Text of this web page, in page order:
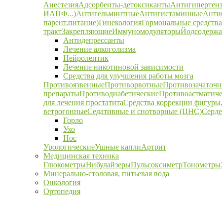
АнестезияАдсорбенты-детоксиканты
ИАПФ...)АнтигельминтныеАнтигистаминные
парент.питание)ГинекологияГормональные средства
трактЗакрепляющиеИммуномодуляторы
Антидепрессанты
Лечение алкоголизма
Нейролептик
Лечение никотиновой зависимости
Средства для улучшения работы мозга
ПротивоязвенныеПротиворвотные
препаратыПротиводиабетические
для лечения простатитаСредства коррекции
ветрогонныеСедативные и снотворные (ЦНС)
Горло
Ухо
Нос
УрологическиеУшные каплиАртрит
Медицинская техника
ГлюкометрыНибулайзерыПульсоксиметрТонометры
Минерально-столовая, питьевая вода
Онкология
Ортопедия